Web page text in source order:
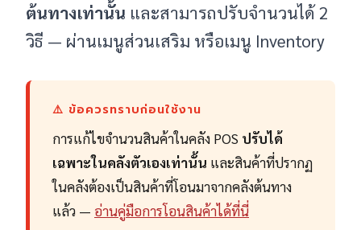
ต้นทางเท่านั้น และสามารถปรับจำนวนได้ 2
วิธี — ผ่านเมนูส่วนเสริม หรือเมนู Inventory
⚠️ ข้อควรทราบก่อนใช้งาน
การแก้ไขจำนวนสินค้าในคลัง POS ปรับได้
เฉพาะในคลังตัวเองเท่านั้น และสินค้าที่ปรากฏ
ในคลังต้องเป็นสินค้าที่โอนมาจากคลังต้นทาง
แล้ว — อ่านคู่มือการโอนสินค้าได้ที่นี่